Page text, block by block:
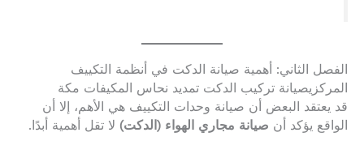
الفصل الثاني: أهمية صيانة الدكت في أنظمة التكييف
المركزيصيانة تركيب الدكت تمديد نحاس المكيفات مكة
قد يعتقد البعض أن صيانة وحدات التكييف هي الأهم، إلا أن
الواقع يؤكد أن صيانة مجاري الهواء (الدكت) لا تقل أهمية أبدًا.